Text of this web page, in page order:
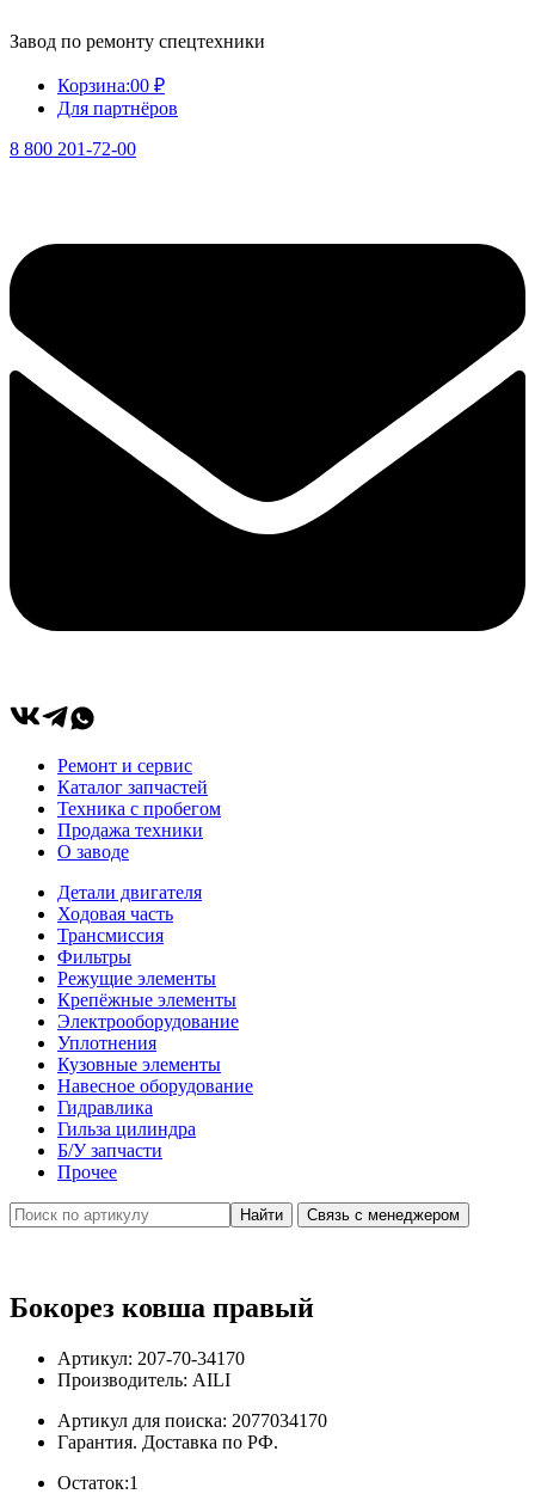
Завод по ремонту спецтехники
Корзина:00 ₽
Для партнёров
8 800 201-72-00
Ремонт и сервис
Каталог запчастей
Техника с пробегом
Продажа техники
О заводе
Детали двигателя
Ходовая часть
Трансмиссия
Фильтры
Режущие элементы
Крепёжные элементы
Электрооборудование
Уплотнения
Кузовные элементы
Навесное оборудование
Гидравлика
Гильза цилиндра
Б/У запчасти
Прочее
Связь с менеджером
Бокорез ковша правый
Артикул: 207-70-34170
Производитель: AILI
Артикул для поиска: 2077034170
Гарантия. Доставка по РФ.
Остаток:1